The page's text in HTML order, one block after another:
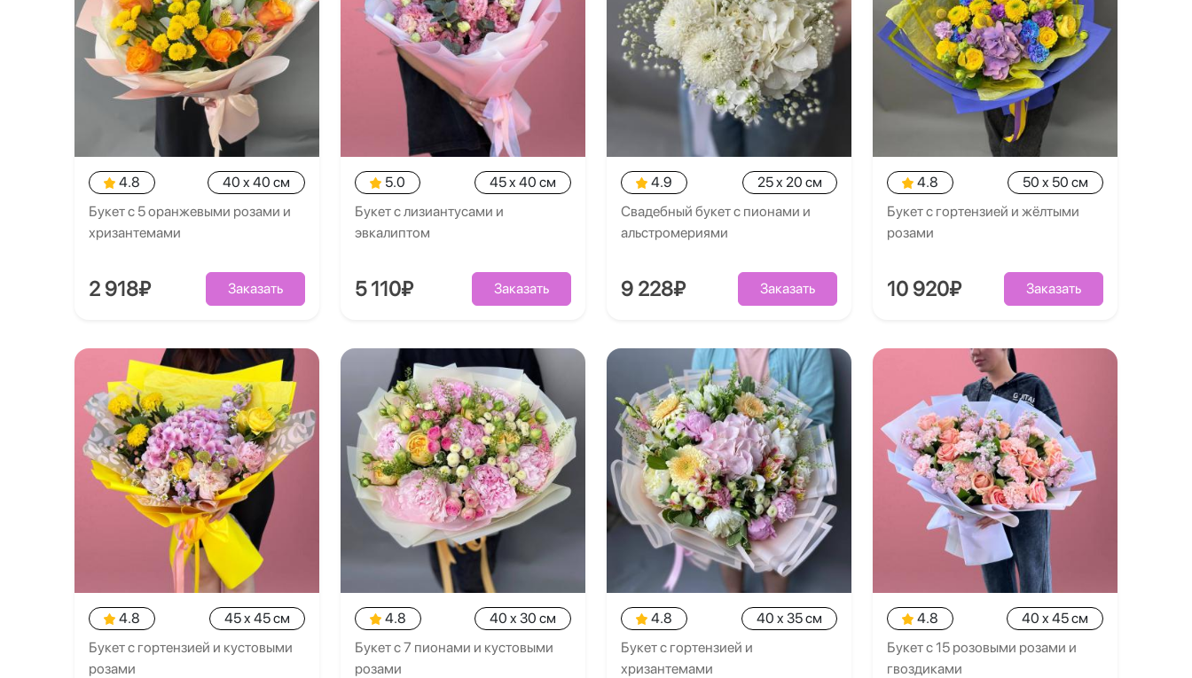
4.8
40 x 40 см
Букет с 5 оранжевыми розами и
хризантемами
2 918₽ Заказать
5.0
45 x 40 см
Букет с лизиантусами и
эвкалиптом
5 110₽ Заказать
4.9
25 x 20 см
Свадебный букет с пионами и
альстромериями
9 228₽ Заказать
4.8
50 x 50 см
Букет с гортензией и жёлтыми
розами
10 920₽ Заказать
4.8
45 x 45 см
Букет с гортензией и кустовыми
розами
4.8
40 x 30 см
Букет с 7 пионами и кустовыми
розами
4.8
40 x 35 см
Букет с гортензией и
хризантемами
4.8
40 x 45 см
Букет с 15 розовыми розами и
гвоздиками